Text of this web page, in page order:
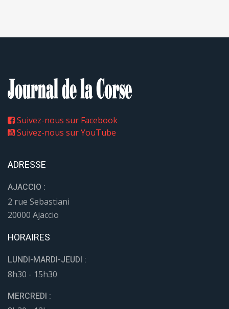
Suivez-nous sur Facebook
Suivez-nous sur YouTube
ADRESSE
AJACCIO :
2 rue Sebastiani
20000 Ajaccio
HORAIRES
LUNDI-MARDI-JEUDI :
8h30 - 15h30
MERCREDI :